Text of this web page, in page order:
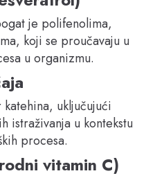
je polifenolima,
koji se proučavaju u
u organizmu.
uključujući
istraživanja u kontekstu
procesa.
vitamin C)